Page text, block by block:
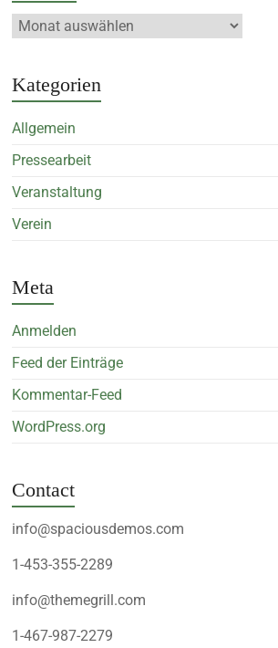
Kategorien
Allgemein
Pressearbeit
Veranstaltung
Verein
Meta
Anmelden
Feed der Einträge
Kommentar-Feed
WordPress.org
Contact
info@spaciousdemos.com
1-453-355-2289
info@themegrill.com
1-467-987-2279